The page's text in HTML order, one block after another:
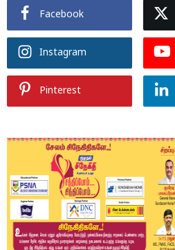
Facebook
Instagram
Pinterest